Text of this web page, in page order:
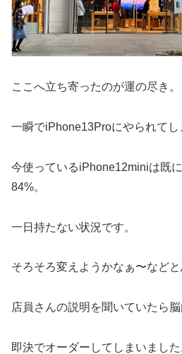
ここへ立ち寄ったのが運の尽き。
一瞬でiPhone13Proにやられてし
今使っているiPhone12miniは既
84%。
一日持たない状況です。
そろそろ変えようかなぁ〜などと
店員さんの説明を聞いていたら
即決でオーダーしてしまいました